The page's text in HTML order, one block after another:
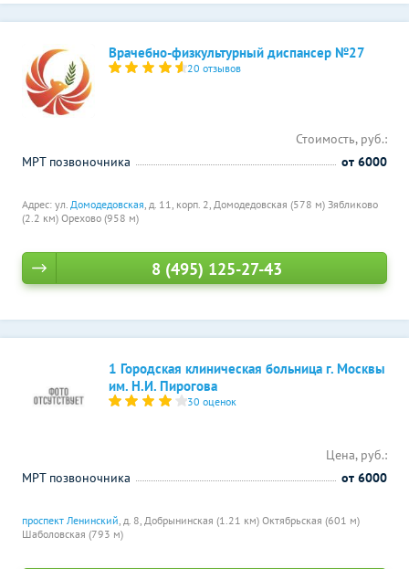
Врачебно-физкультурный диспансер №27
20 отзывов
Адрес: ул. Домодедовская, д. 11, корп. 2, Домодедовская (578 м) Зябликово
(2.2 км) Орехово (958 м)
Стоимость, руб.:
МРТ позвоночника
от 6000
8 (495) 125-27-43
1 Городская клиническая больница г. Москвы
им. Н.И. Пирогова
30 оценок
проспект Ленинский, д. 8, Добрынинская (1.21 км) Октябрьская (601 м)
Шаболовская (793 м)
Цена, руб.:
МРТ позвоночника
от 6000